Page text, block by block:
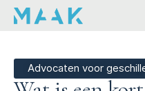
Advocaten voor